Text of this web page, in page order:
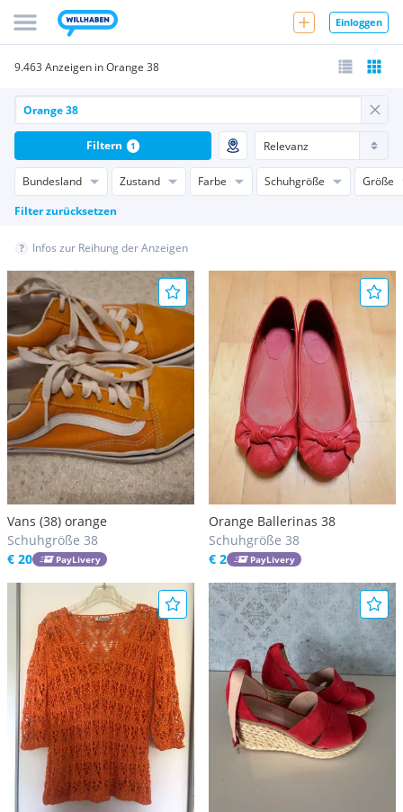
Einloggen
9.463 Anzeigen in Orange 38
Bundesland Zustand Farbe Schuhgröße
Größe
Filter zurücksetzen
Filtern 1
Infos zur Reihung der Anzeigen
Vans (38) orange
Schuhgröße 38
€ 20
PayLivery
Orange Ballerinas 38
Schuhgröße 38
€ 2
PayLivery